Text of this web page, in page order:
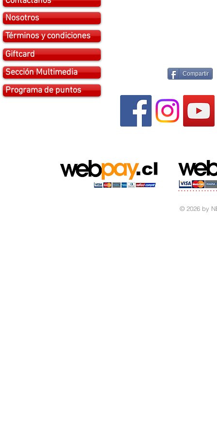
Nosotros
Términos y condiciones
Giftcard
Sección Multimedia
Programa de puntos
Compartir
© 2026 by